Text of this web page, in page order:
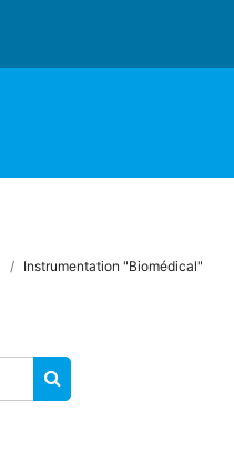
Instrumentation "Biomédical"
SEARCH COURSES